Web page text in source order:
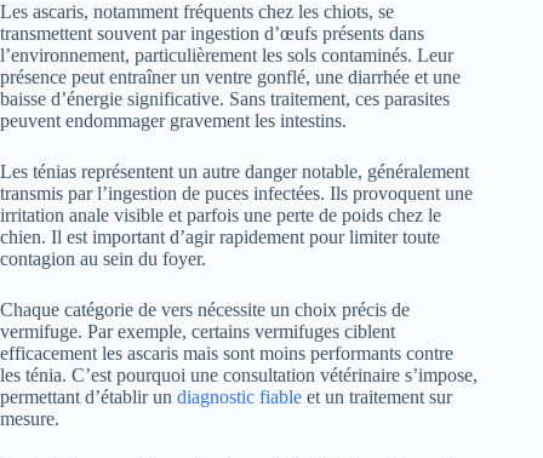
Les ascaris, notamment fréquents chez les chiots, se
transmettent souvent par ingestion d’œufs présents dans
l’environnement, particulièrement les sols contaminés. Leur
présence peut entraîner un ventre gonflé, une diarrhée et une
baisse d’énergie significative. Sans traitement, ces parasites
peuvent endommager gravement les intestins.
Les ténias représentent un autre danger notable, généralement
transmis par l’ingestion de puces infectées. Ils provoquent une
irritation anale visible et parfois une perte de poids chez le
chien. Il est important d’agir rapidement pour limiter toute
contagion au sein du foyer.
Chaque catégorie de vers nécessite un choix précis de
vermifuge. Par exemple, certains vermifuges ciblent
efficacement les ascaris mais sont moins performants contre
les ténia. C’est pourquoi une consultation vétérinaire s’impose,
permettant d’établir un diagnostic fiable et un traitement sur
mesure.